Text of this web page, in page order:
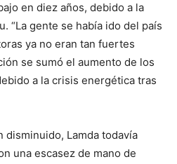
en diez años, debido a la
“La gente se había ido del país
ya no eran tan fuertes
se sumó el aumento de los
a la crisis energética tras
disminuido, Lamda todavía
una escasez de mano de